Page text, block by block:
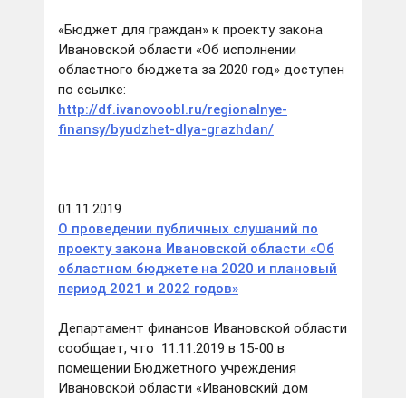
«Бюджет для граждан» к проекту закона
Ивановской области «Об исполнении
областного бюджета за 2020 год» доступен
по ссылке:
http://df.ivanovoobl.ru/regionalnye-
finansy/byudzhet-dlya-grazhdan/
01.11.2019
О проведении публичных слушаний по
проекту закона Ивановской области «Об
областном бюджете на 2020 и плановый
период 2021 и 2022 годов»
Департамент финансов Ивановской области
сообщает, что 11.11.2019 в 15-00 в
помещении Бюджетного учреждения
Ивановской области «Ивановский дом